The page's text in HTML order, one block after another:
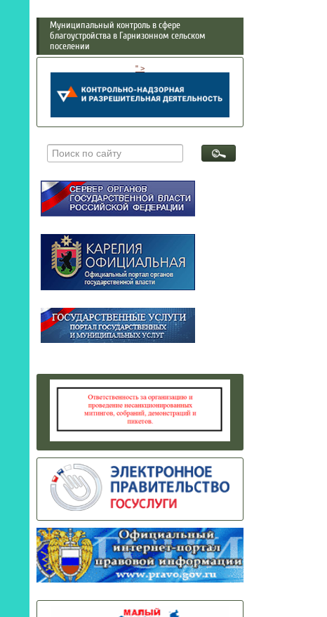
Муниципальный контроль в сфере
благоустройства в Гарнизонном сельском
поселении
" >